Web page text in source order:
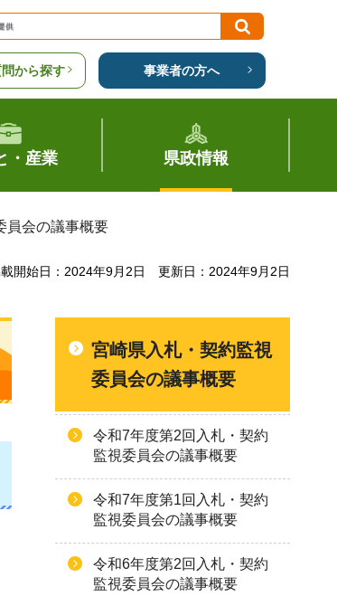
から探す 事業者の方へ
・産業 県政情報
員会の議事概要
開始日：2024年9月2日 更新日：2024年9月2日
宮崎県入札・契約監視
委員会の議事概要
令和7年度第2回入札・契約
監視委員会の議事概要
令和7年度第1回入札・契約
監視委員会の議事概要
令和6年度第2回入札・契約
監視委員会の議事概要